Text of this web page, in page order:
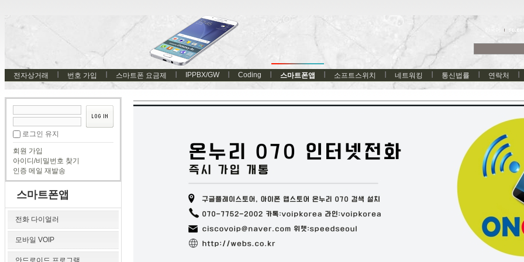
전자상거래 번호 가입 스마트폰 요금제 IPPBX/GW Coding 스마트폰앱 소프트스위치 네트워킹 통신법률 연락처
로그인 유지
회원 가입
아이디/비밀번호 찾기
인증 메일 재발송
스마트폰앱
전화 다이얼러
모바일 VOIP
안드로이드 프로그램